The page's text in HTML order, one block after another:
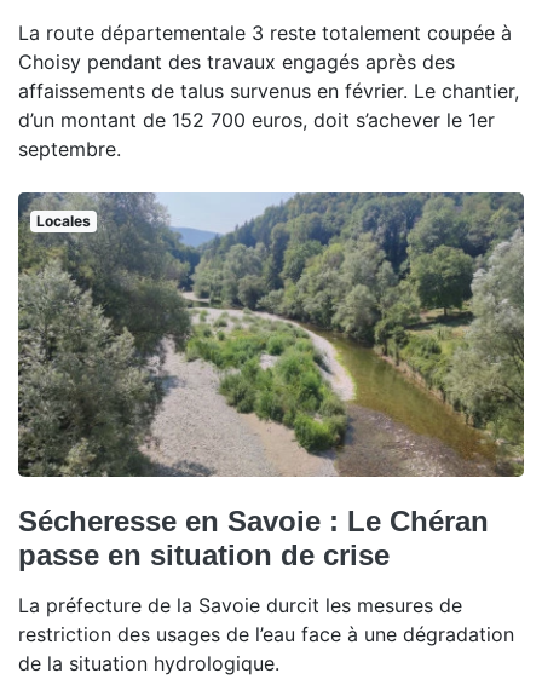
La route départementale 3 reste totalement coupée à
Choisy pendant des travaux engagés après des
affaissements de talus survenus en février. Le chantier,
d’un montant de 152 700 euros, doit s’achever le 1er
septembre.
Locales
Sécheresse en Savoie : Le Chéran
passe en situation de crise
La préfecture de la Savoie durcit les mesures de
restriction des usages de l’eau face à une dégradation
de la situation hydrologique.